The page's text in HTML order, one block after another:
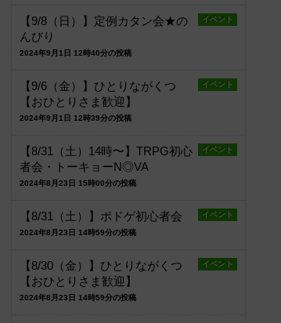
イベント
【9/8（日）】定例カタン会★の
んびり
2024年9月1日 12時40分の投稿
イベント
【9/6（金）】ひとりながくつ
【おひとりさま歓迎】
2024年9月1日 12時39分の投稿
イベント
【8/31（土）14時〜】TRPG初心
者会・トーキョーN◎VA
2024年8月23日 15時00分の投稿
イベント
【8/31（土）】ボドゲ初心者会
2024年8月23日 14時59分の投稿
イベント
【8/30（金）】ひとりながくつ
【おひとりさま歓迎】
2024年8月23日 14時59分の投稿